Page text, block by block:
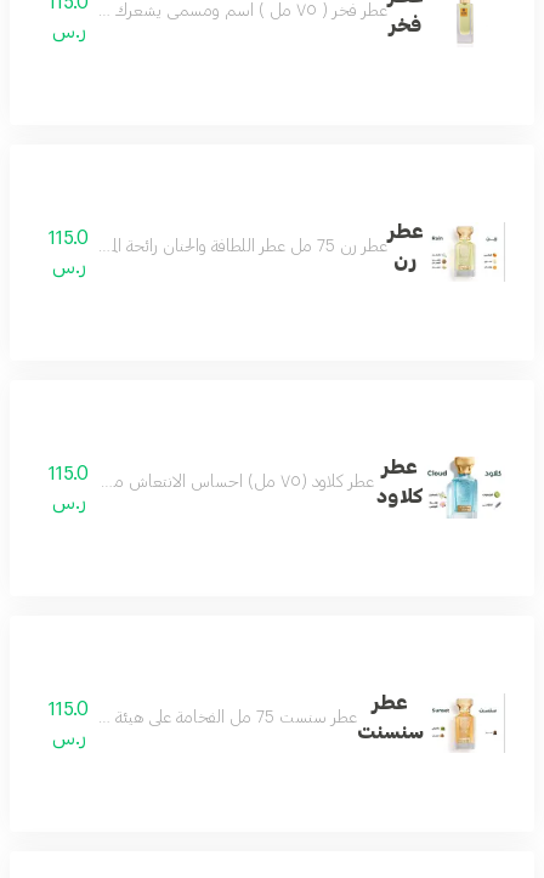
فخر
عطر فخر ( ٧٥ مل ) اسم ومسمى يشعرك بالفخر عطر للجنسين مميز كل وقت لطيف وبادر عطر مميز جميل بكل وقت مكونات العطر : مسك - عنبر - السوسن - فانيلا
ر.س
عطر
رن
عطر رن 75 مل عطر اللطافة والحنان رائحة المطر مناسب لكل الأذواق حتماً سيعجبك مكونات العطر البرتقال الماندرين الكمثرى الياسمين المسك خشب الصندل
115.0
ر.س
عطر
كلاود
عطر كلاود (٧٥ مل) احساس الانتعاش من أول رشة عطر مميز جميل بكل وقت من أجمل العطور وأكثرها تميز مكونات العطر البرغموت الياسمين لافندر لوتس
115.0
ر.س
عطر
سنسنت
عطر سنست 75 مل الفخامة على هيئة عطر يتميز بحضور ملفت وفوحان مميز العطر الامثل لمناسباتك الفخمة مكونات العطر لذر باتشولي خشب
115.0
ر.س